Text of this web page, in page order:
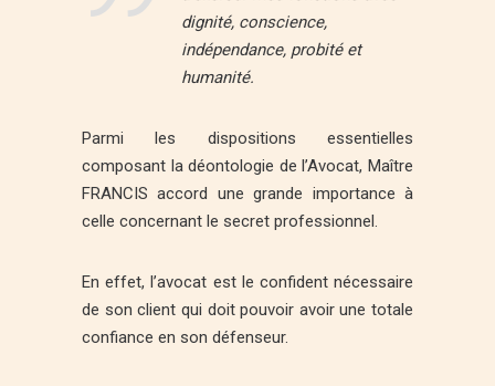
dignité, conscience,
indépendance, probité et
humanité.
Parmi les dispositions essentielles
composant la déontologie de l’Avocat, Maître
FRANCIS accord une grande importance à
celle concernant le secret professionnel.
En effet, l’avocat est le confident nécessaire
de son client qui doit pouvoir avoir une totale
confiance en son défenseur.